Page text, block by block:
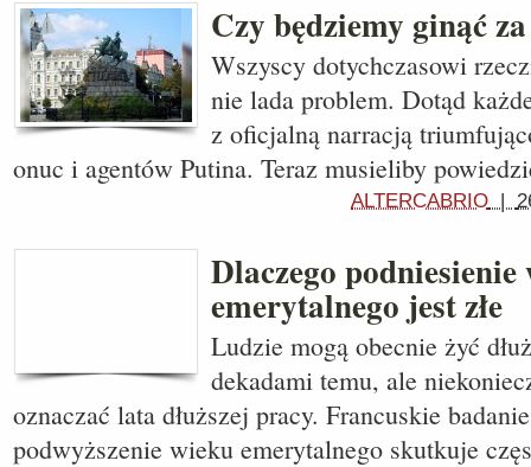
Czy będziemy ginąć
Wszyscy dotychczasowi
nie lada problem. Dotąd
z oficjalną narracją
onuc i agentów Putina. Teraz musieliby
ALTERCABRIO |
Dlaczego
emerytalnego jest złe
Ludzie mogą obecnie żyć
dekadami temu, ale
oznaczać lata dłuższej pracy. Francuskie
podwyższenie wieku emerytalnego skutkuje